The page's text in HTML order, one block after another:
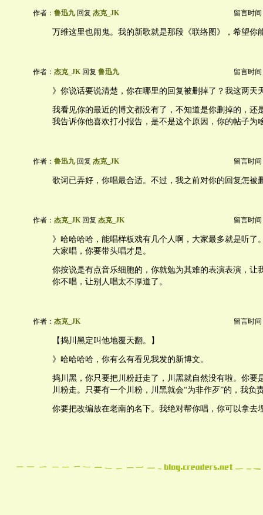
作者： 鲁迅九回复 杰克_JK 留言时间
万维这里也闹鬼。我的新歌就是那段《联络图》，希望你
作者： 杰克_JK 回复 鲁迅九 留言时间
》你说话要说清楚，你在哪里的回复被删掉了？我这两天
我看见你的最近的博文都没有了，不知道是你删掉的，还
我告诉你他喜欢打小报告，是不是这个原因，你的帖子为
作者： 鲁迅九回复 杰克_JK 留言时间
歌词已弄好，你唱最合适。不过，我之前对你的回复怎被
作者： 杰克_JK 回复 杰克_JK 留言时间
》哈哈哈哈，能唱样板戏有几个人啊，大家最多就是听了
大家唱，你要带头唱才是。
你按说是有点音乐细胞的，你就勉为其难的表演表演，让
你不唱，让别人唱太不厚道了。
作者： 杰克_JK 留言时间
【捣川黑定叫他地覆天翻。】
》哈哈哈哈，你有么有看见我发的新博文。
捣川黑，你只要把川粉赶走了，川黑就自然没有啦。你要
川粉走。只要有一个川粉，川黑就会“为非作歹”的，我负
你要把改编放在老南的名下。我绝对帮你唱，你可以拿去